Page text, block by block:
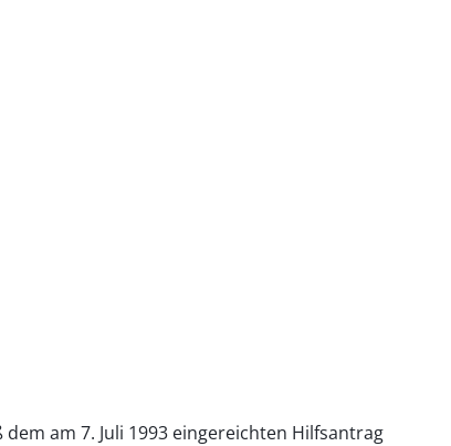
am 7. Juli 1993 eingereichten Hilfsantrag